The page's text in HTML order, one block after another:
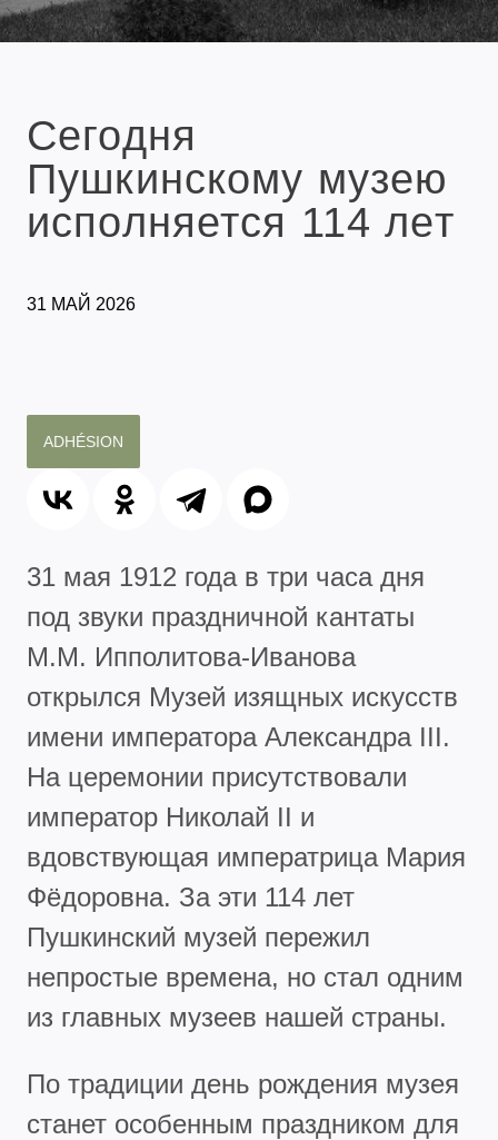
Сегодня
Пушкинскому музею
исполняется 114 лет
31 МАЙ 2026
ADHÉSION
31 мая 1912 года в три часа дня
под звуки праздничной кантаты
М.М. Ипполитова-Иванова
открылся Музей изящных искусств
имени императора Александра III.
На церемонии присутствовали
император Николай II и
вдовствующая императрица Мария
Фёдоровна. За эти 114 лет
Пушкинский музей пережил
непростые времена, но стал одним
из главных музеев нашей страны.
По традиции день рождения музея
станет особенным праздником для